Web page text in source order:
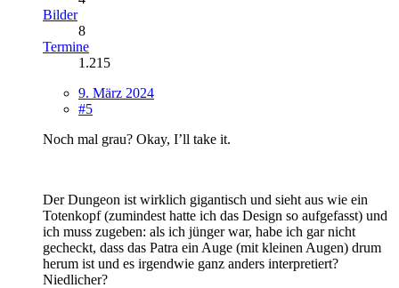
Bilder
8
Termine
1.215
9. März 2024
#5
Noch mal grau? Okay, I’ll take it.
Der Dungeon ist wirklich gigantisch und sieht aus wie ein
Totenkopf (zumindest hatte ich das Design so aufgefasst) und
ich muss zugeben: als ich jünger war, habe ich gar nicht
gecheckt, dass das Patra ein Auge (mit kleinen Augen) drum
herum ist und es irgendwie ganz anders interpretiert?
Niedlicher?